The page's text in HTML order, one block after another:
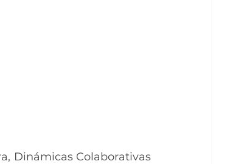
Dinámicas Colaborativas